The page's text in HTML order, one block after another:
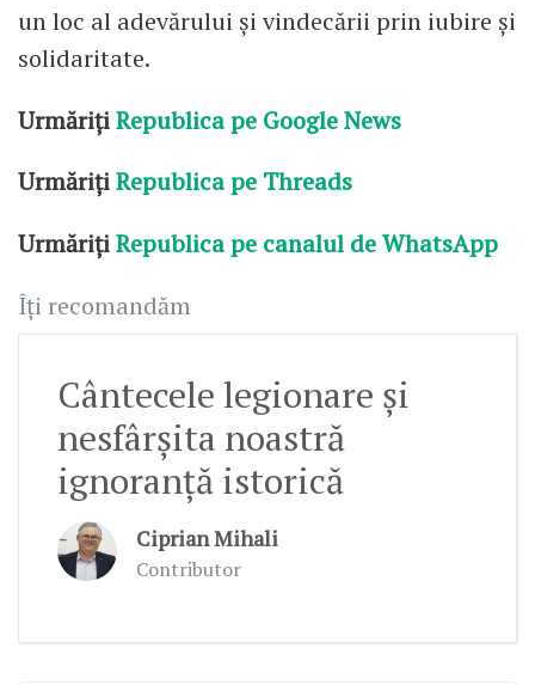
un loc al adevărului și vindecării prin iubire și
solidaritate.
UrmărițiRepublica pe Google News
UrmărițiRepublica pe Threads
UrmărițiRepublica pe canalul de WhatsApp
Îți recomandăm
Cântecele legionare și
nesfârșita noastră
ignoranță istorică
Ciprian Mihali
Contributor